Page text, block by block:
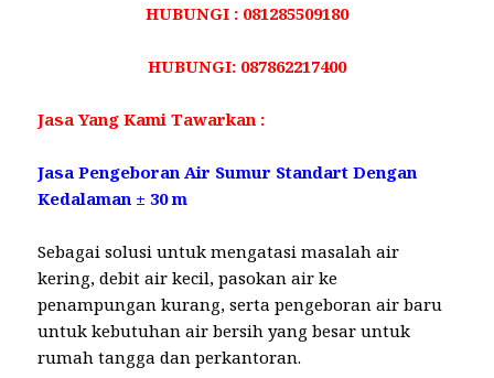
HUBUNGI : 081285509180
HUBUNGI: 087862217400
Jasa Yang Kami Tawarkan :
Jasa Pengeboran Air Sumur Standart Dengan
Kedalaman ± 30 m
Sebagai solusi untuk mengatasi masalah air
kering, debit air kecil, pasokan air ke
penampungan kurang, serta pengeboran air baru
untuk kebutuhan air bersih yang besar untuk
rumah tangga dan perkantoran.